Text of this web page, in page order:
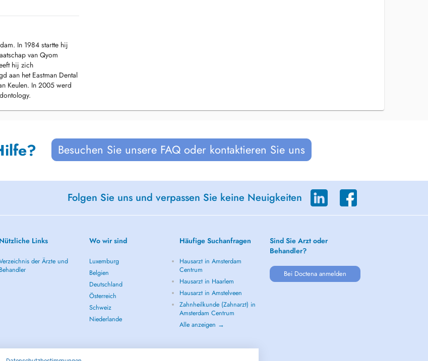
gaatje moet u bij ons
de Willemsstraat aan
In 1984 startte hij
van Qyom
hij zich
aan het Eastman Dental
Keulen. In 2005 werd
Besuchen Sie unsere FAQ oder kontaktieren Sie uns
Folgen Sie uns und verpassen Sie keine Neuigkeiten
Nützliche Links
der Ärzte und
Behandler
Wo wir sind
Luxemburg
Belgien
Deutschland
Österreich
Schweiz
Niederlande
Häufige Suchanfragen
Hausarzt in Amsterdam
Centrum
Hausarzt in Haarlem
Hausarzt in Amstelveen
Zahnheilkunde (Zahnarzt) in
Amsterdam Centrum
Alle anzeigen →
Sind Sie Arzt oder
Behandler?
Bei Doctena anmelden